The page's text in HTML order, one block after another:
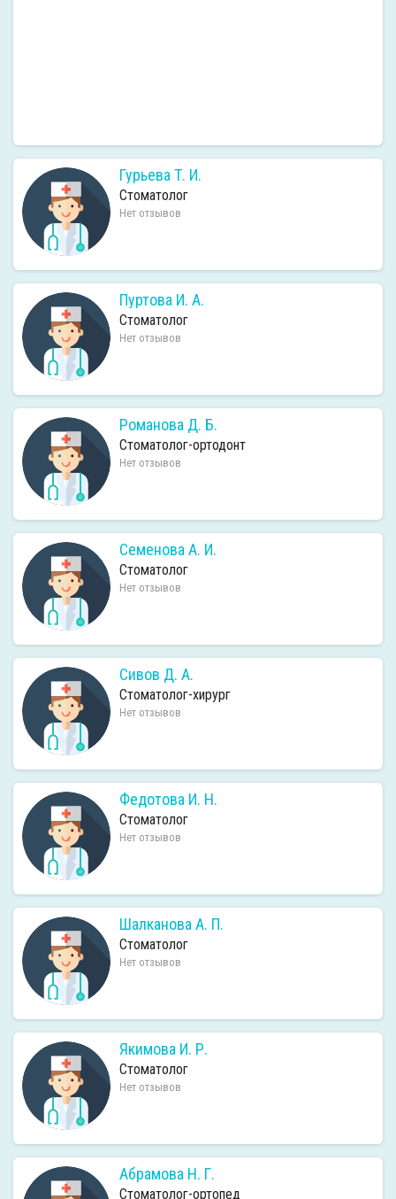
Гурьева Т. И.
Стоматолог
Нет отзывов
Пуртова И. А.
Стоматолог
Нет отзывов
Романова Д. Б.
Стоматолог-ортодонт
Нет отзывов
Семенова А. И.
Стоматолог
Нет отзывов
Сивов Д. А.
Стоматолог-хирург
Нет отзывов
Федотова И. Н.
Стоматолог
Нет отзывов
Шалканова А. П.
Стоматолог
Нет отзывов
Якимова И. Р.
Стоматолог
Нет отзывов
Абрамова Н. Г.
Стоматолог-ортопед